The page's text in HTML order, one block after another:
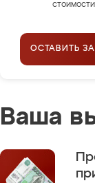
ОСТАВИТЬ
Ваша